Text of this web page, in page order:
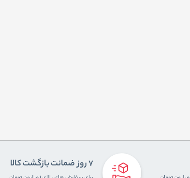
7 روز ضمانت بازگشت کالا